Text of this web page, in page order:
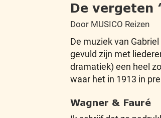
De vergeten
Door MUSICO Reizen
De muziek van
gevuld zijn met
dramatiek) een heel
waar het in 1913 in
Wagner & Fauré